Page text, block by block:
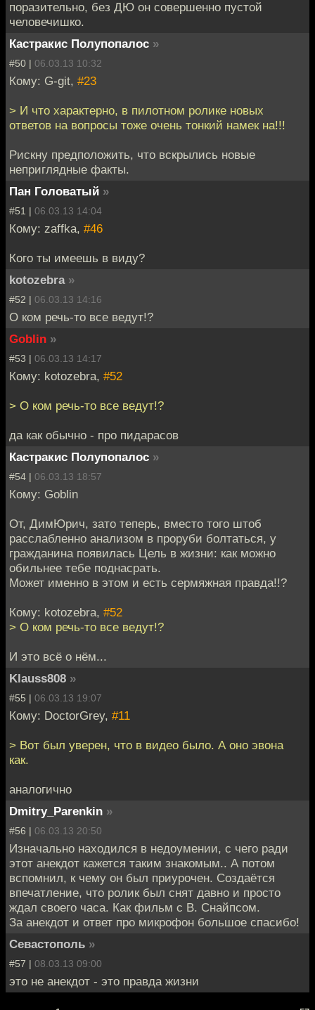
поразительно, без ДЮ он совершенно пустой
человечишко.
Кастракис Полупопалос »
#50 | 06.03.13 10:32
Кому: G-git, #23
> И что характерно, в пилотном ролике новых
ответов на вопросы тоже очень тонкий намек на!!!
Рискну предположить, что вскрылись новые
неприглядные факты.
Пан Головатый »
#51 | 06.03.13 14:04
Кому: zaffka, #46
Кого ты имеешь в виду?
kotozebra »
#52 | 06.03.13 14:16
О ком речь-то все ведут!?
Goblin »
#53 | 06.03.13 14:17
Кому: kotozebra, #52
> О ком речь-то все ведут!?
да как обычно - про пидарасов
Кастракис Полупопалос »
#54 | 06.03.13 18:57
Кому: Goblin
От, ДимЮрич, зато теперь, вместо того штоб
расслабленно анализом в проруби болтаться, у
гражданина появилась Цель в жизни: как можно
обильнее тебе поднасрать.
Может именно в этом и есть сермяжная правда!!?
Кому: kotozebra, #52
> О ком речь-то все ведут!?
И это всё о нём...
Klauss808 »
#55 | 06.03.13 19:07
Кому: DoctorGrey, #11
> Вот был уверен, что в видео было. А оно эвона
как.
аналогично
Dmitry_Parenkin »
#56 | 06.03.13 20:50
Изначально находился в недоумении, с чего ради
этот анекдот кажется таким знакомым.. А потом
вспомнил, к чему он был приурочен. Создаётся
впечатление, что ролик был снят давно и просто
ждал своего часа. Как фильм с В. Снайпсом.
За анекдот и ответ про микрофон большое спасибо!
Севастополь »
#57 | 08.03.13 09:00
это не анекдот - это правда жизни